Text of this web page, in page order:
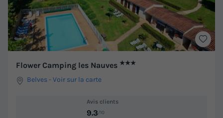
Flower Camping les Nauves ★★★
Belves -Voir sur la carte
Avis clients
9.3/10